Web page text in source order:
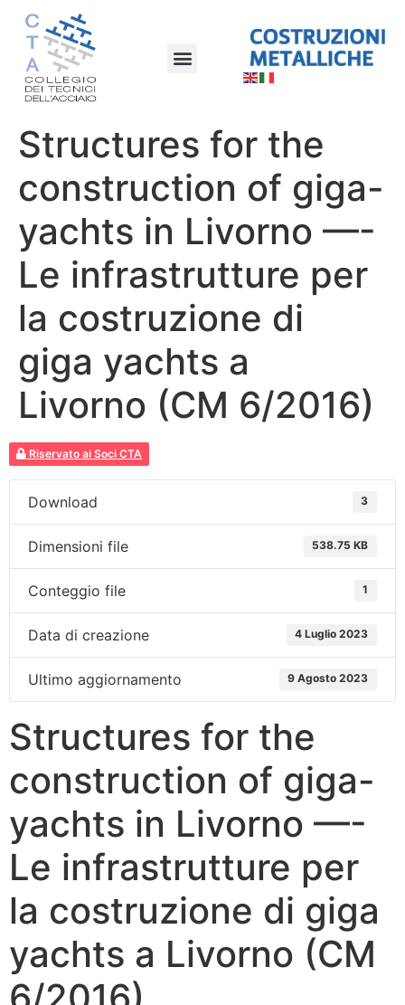
Structures for the
construction of giga-
yachts in Livorno —-
Le infrastrutture per
la costruzione di
giga yachts a
Livorno (CM 6/2016)
Riservato ai Soci CTA
Download 3
Dimensioni file 538.75 KB
Conteggio file 1
Data di creazione 4 Luglio 2023
Ultimo aggiornamento 9 Agosto 2023
Structures for the
construction of giga-
yachts in Livorno —-
Le infrastrutture per
la costruzione di giga
yachts a Livorno (CM